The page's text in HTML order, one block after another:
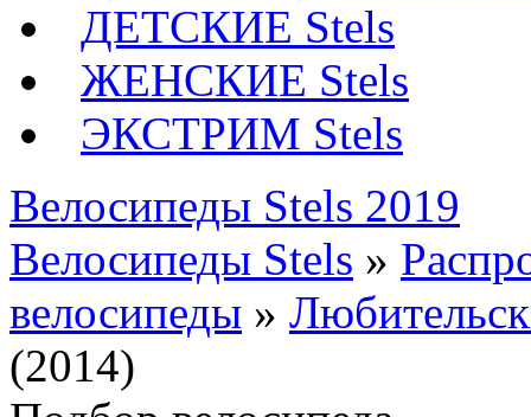
ДЕТСКИЕ Stels
ЖЕНСКИЕ Stels
ЭКСТРИМ Stels
Велосипеды Stels 2019
Велосипеды Stels »
велосипеды »
(2014)